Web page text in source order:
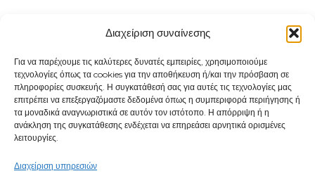
Διαχείριση συναίνεσης
Για να παρέχουμε τις καλύτερες δυνατές εμπειρίες, χρησιμοποιούμε
τεχνολογίες όπως τα cookies για την αποθήκευση ή/και την πρόσβαση σε
πληροφορίες συσκευής. Η συγκατάθεσή σας για αυτές τις τεχνολογίες μας
επιτρέπει να επεξεργαζόμαστε δεδομένα όπως η συμπεριφορά περιήγησης ή
τα μοναδικά αναγνωριστικά σε αυτόν τον ιστότοπο. Η απόρριψη ή η
ανάκληση της συγκατάθεσης ενδέχεται να επηρεάσει αρνητικά ορισμένες
λειτουργίες.
Διαχείριση υπηρεσιών